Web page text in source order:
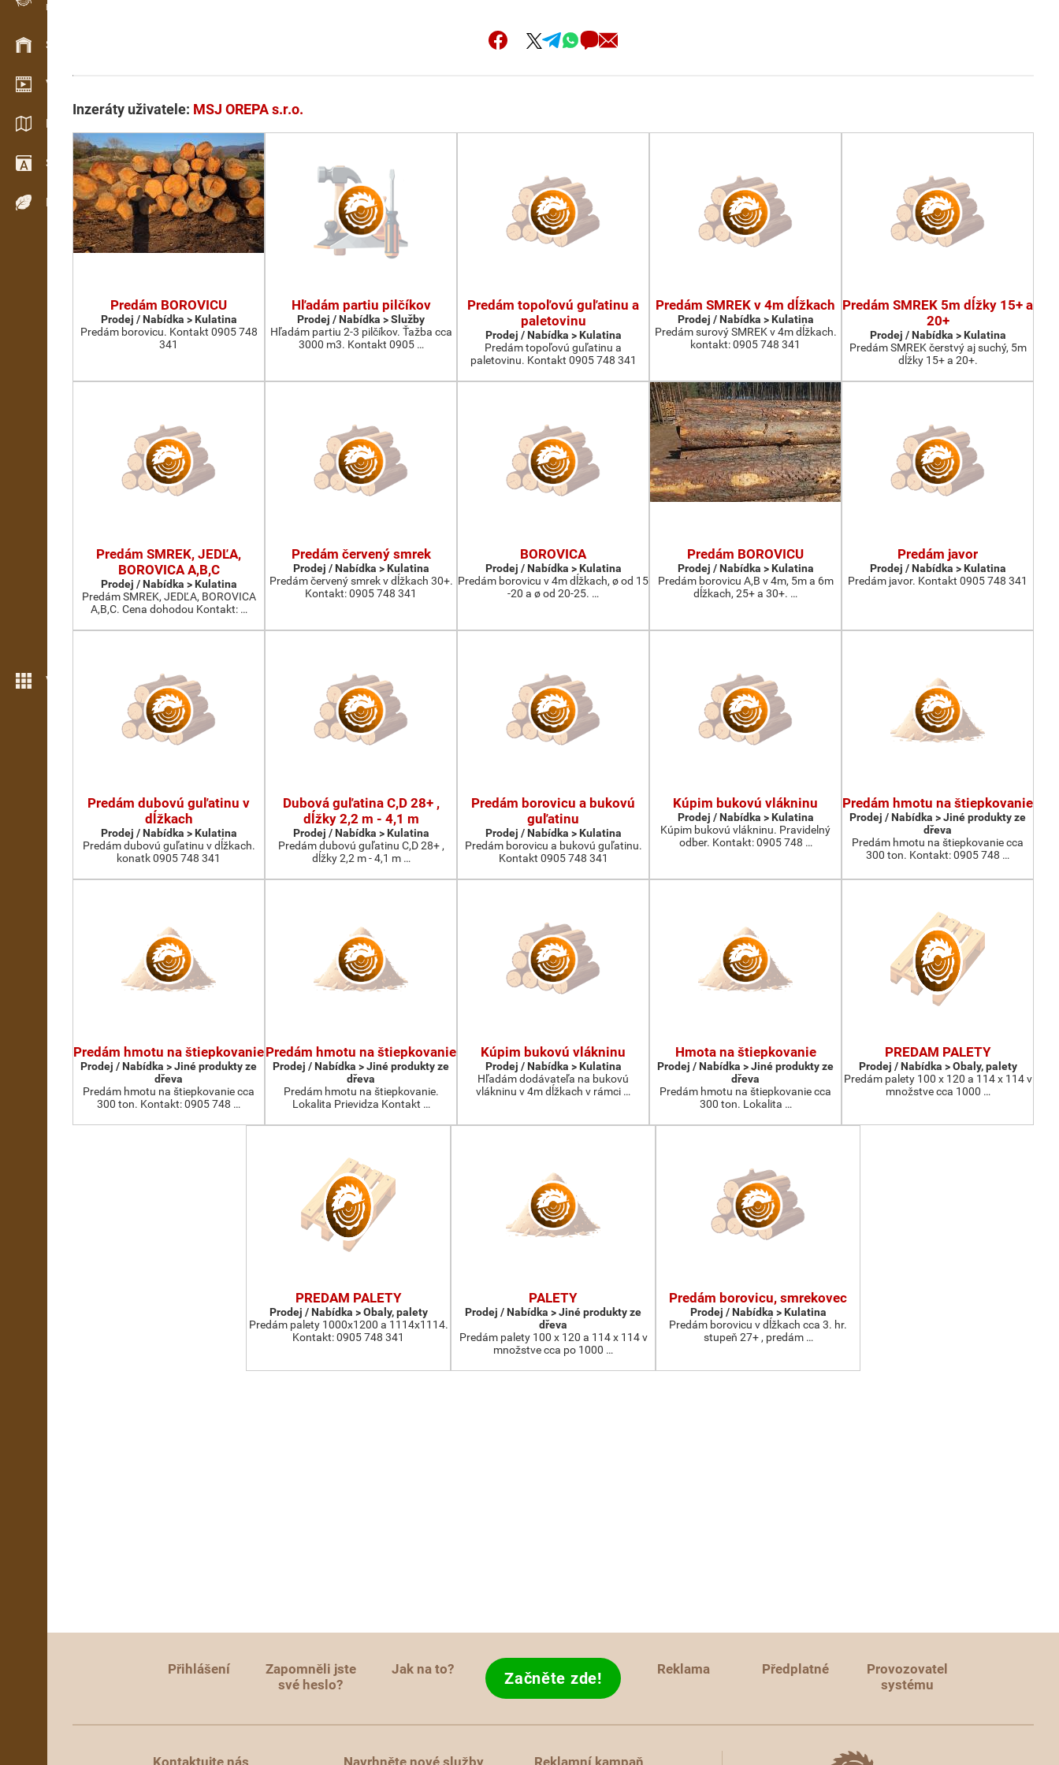
Evidence dřeva v terénu
Skladové hospodářství
Video showroom
Katalogy / Brožury
Slovník
Dřeviny
Více možností
Inzeráty uživatele: MSJ OREPA s.r.o.
Predám BOROVICU
Prodej / Nabídka > Kulatina
Predám borovicu. Kontakt 0905 748
341
Hľadám partiu pilčíkov
Prodej / Nabídka > Služby
Hľadám partiu 2-3 pilčíkov. Ťažba cca
3000 m3. Kontakt 0905 …
Predám topoľovú guľatinu a
paletovinu
Prodej / Nabídka > Kulatina
Predám topoľovú guľatinu a
paletovinu. Kontakt 0905 748 341
Predám SMREK v 4m dĺžkach
Prodej / Nabídka > Kulatina
Predám surový SMREK v 4m dĺžkach.
kontakt: 0905 748 341
Predám SMREK 5m dĺžky 15+ a
20+
Prodej / Nabídka > Kulatina
Predám SMREK čerstvý aj suchý, 5m
dĺžky 15+ a 20+.
Predám SMREK, JEDĽA,
BOROVICA A,B,C
Prodej / Nabídka > Kulatina
Predám SMREK, JEDĽA, BOROVICA
A,B,C. Cena dohodou Kontakt: …
Predám červený smrek
Prodej / Nabídka > Kulatina
Predám červený smrek v dĺžkach 30+.
Kontakt: 0905 748 341
BOROVICA
Prodej / Nabídka > Kulatina
Predám borovicu v 4m dĺžkach, ø od 15
-20 a ø od 20-25. …
Predám BOROVICU
Prodej / Nabídka > Kulatina
Predám borovicu A,B v 4m, 5m a 6m
dĺžkach, 25+ a 30+. …
Predám javor
Prodej / Nabídka > Kulatina
Predám javor. Kontakt 0905 748 341
Predám dubovú guľatinu v
dĺžkach
Prodej / Nabídka > Kulatina
Predám dubovú guľatinu v dĺžkach.
konatk 0905 748 341
Dubová guľatina C,D 28+ ,
dĺžky 2,2 m - 4,1 m
Prodej / Nabídka > Kulatina
Predám dubovú guľatinu C,D 28+ ,
dĺžky 2,2 m - 4,1 m …
Predám borovicu a bukovú
guľatinu
Prodej / Nabídka > Kulatina
Predám borovicu a bukovú guľatinu.
Kontakt 0905 748 341
Kúpim bukovú vlákninu
Prodej / Nabídka > Kulatina
Kúpim bukovú vlákninu. Pravidelný
odber. Kontakt: 0905 748 …
Predám hmotu na štiepkovanie
Prodej / Nabídka > Jiné produkty ze
dřeva
Predám hmotu na štiepkovanie cca
300 ton. Kontakt: 0905 748 …
Predám hmotu na štiepkovanie
Prodej / Nabídka > Jiné produkty ze
dřeva
Predám hmotu na štiepkovanie cca
300 ton. Kontakt: 0905 748 …
Predám hmotu na štiepkovanie
Prodej / Nabídka > Jiné produkty ze
dřeva
Predám hmotu na štiepkovanie.
Lokalita Prievidza Kontakt …
Kúpim bukovú vlákninu
Prodej / Nabídka > Kulatina
Hľadám dodávateľa na bukovú
vlákninu v 4m dĺžkach v rámci …
Hmota na štiepkovanie
Prodej / Nabídka > Jiné produkty ze
dřeva
Predám hmotu na štiepkovanie cca
300 ton. Lokalita …
PREDAM PALETY
Prodej / Nabídka > Obaly, palety
Predám palety 100 x 120 a 114 x 114 v
množstve cca 1000 …
PREDAM PALETY
Prodej / Nabídka > Obaly, palety
Predám palety 1000x1200 a 1114x1114.
Kontakt: 0905 748 341
PALETY
Prodej / Nabídka > Jiné produkty ze
dřeva
Predám palety 100 x 120 a 114 x 114 v
množstve cca po 1000 …
Predám borovicu, smrekovec
Prodej / Nabídka > Kulatina
Predám borovicu v dĺžkach cca 3. hr.
stupeň 27+ , predám …
Přihlášení
Zapomněli jste
své heslo?
Jak na to? Začněte zde! Reklama Předplatné
Provozovatel
systému
Kontaktujte nás Navrhněte nové služby Reklamní kampaň